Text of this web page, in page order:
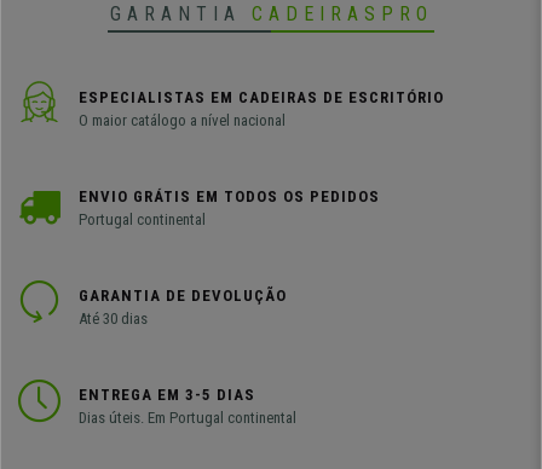
GARANTIA CADEIRASPRO
ESPECIALISTAS EM CADEIRAS DE ESCRITÓRIO
O maior catálogo a nível nacional
ENVIO GRÁTIS EM TODOS OS PEDIDOS
Portugal continental
GARANTIA DE DEVOLUÇÃO
Até 30 dias
ENTREGA EM 3-5 DIAS
Dias úteis. Em Portugal continental